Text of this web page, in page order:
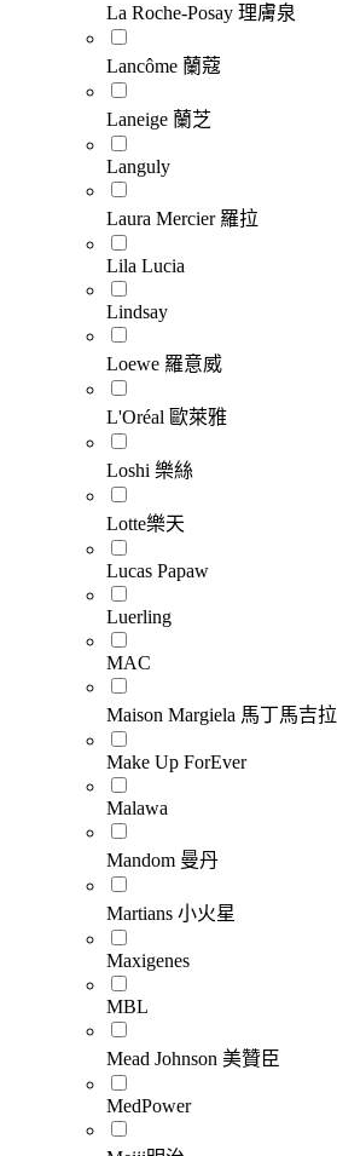
La Roche-Posay 理膚泉
Lancôme 蘭蔻
Laneige 蘭芝
Languly
Laura Mercier 羅拉
Lila Lucia
Lindsay
Loewe 羅意威
L'Oréal 歐萊雅
Loshi 樂絲
Lotte樂天
Lucas Papaw
Luerling
MAC
Maison Margiela 馬丁馬吉拉
Make Up ForEver
Malawa
Mandom 曼丹
Martians 小火星
Maxigenes
MBL
Mead Johnson 美贊臣
MedPower